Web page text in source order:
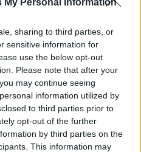
My Personal Information
sharing to third parties, or
sensitive information for
use the below opt-out
Please note that after your
may continue seeing
information utilized by
to third parties prior to
opt-out of the further
by third parties on the
This information may
για τρίτεκνες και